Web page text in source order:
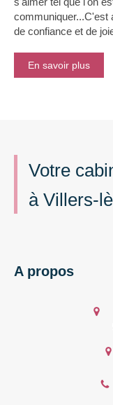
communiquer...C'est
de confiance et de
En savoir plus
Votre
à Villers-
A propos